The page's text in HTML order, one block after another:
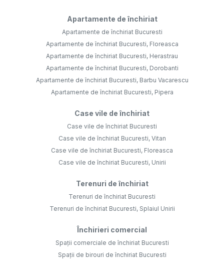
Apartamente de închiriat
Apartamente de închiriat Bucuresti
Apartamente de închiriat Bucuresti, Floreasca
Apartamente de închiriat Bucuresti, Herastrau
Apartamente de închiriat Bucuresti, Dorobanti
Apartamente de închiriat Bucuresti, Barbu Vacarescu
Apartamente de închiriat Bucuresti, Pipera
Case vile de închiriat
Case vile de închiriat Bucuresti
Case vile de închiriat Bucuresti, Vitan
Case vile de închiriat Bucuresti, Floreasca
Case vile de închiriat Bucuresti, Unirii
Terenuri de închiriat
Terenuri de închiriat Bucuresti
Terenuri de închiriat Bucuresti, Splaiul Unirii
Închirieri comercial
Spații comerciale de închiriat Bucuresti
Spații de birouri de închiriat Bucuresti